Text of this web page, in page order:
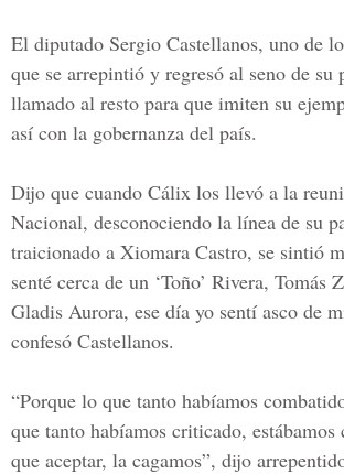
El diputado Sergio Castellanos, uno de
que se arrepintió y regresó al seno de
llamado al resto para que imiten su
así con la gobernanza del país.
Dijo que cuando Cálix los llevó a la
Nacional, desconociendo la línea de su
traicionado a Xiomara Castro, se sintió
senté cerca de un ‘Toño’ Rivera, Tomás
Gladis Aurora, ese día yo sentí asco de
confesó Castellanos.
“Porque lo que tanto habíamos
que tanto habíamos criticado,
que aceptar, la cagamos”, dijo